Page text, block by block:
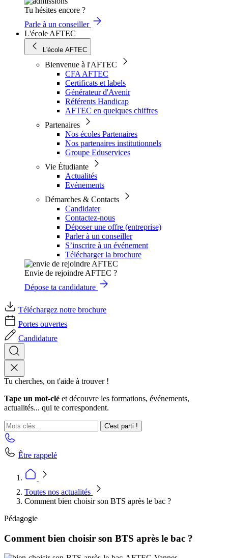
Tu hésites encore ?
Parle à un conseiller
L'école AFTEC
L'école AFTEC
Bienvenue à l'AFTEC
CFA AFTEC
Certificats et labels
Générateur d'Avenir
Référents Handicap
AFTEC en quelques chiffres
Partenaires
Nos écoles Partenaires
Nos partenaires institutionnels
Groupe Eduservices
Vie Étudiante
Actualités
Evénements
Démarches & Contacts
Candidater
Contactez-nous
Déposer une offre (entreprise)
Parler à un conseiller
S’inscrire à un événement
Télécharger la brochure
Envie de rejoindre AFTEC ?
Dépose ta candidature
Téléchargez notre brochure
Portes ouvertes
Candidature
Tu cherches, on t'aide à trouver !
Tape un mot-clé et découvre les formations, événements,
actualités... qui te correspondent.
C'est parti !
Être rappelé
Toutes nos actualités
Comment bien choisir son BTS après le bac ?
Pédagogie
Comment bien choisir son BTS après le bac ?